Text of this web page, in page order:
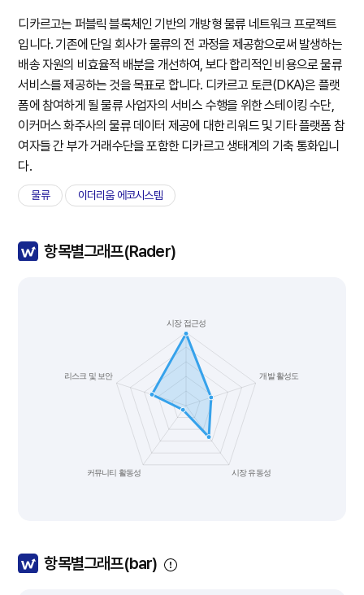
디카르고는 퍼블릭 블록체인 기반의 개방형 물류 네트워크 프로젝트
입니다. 기존에 단일 회사가 물류의 전 과정을 제공함으로써 발생하는
배송 자원의 비효율적 배분을 개선하여, 보다 합리적인 비용으로 물류
서비스를 제공하는 것을 목표로 합니다. 디카르고 토큰(DKA)은 플랫
폼에 참여하게 될 물류 사업자의 서비스 수행을 위한 스테이킹 수단,
이커머스 화주사의 물류 데이터 제공에 대한 리워드 및 기타 플랫폼 참
여자들 간 부가 거래수단을 포함한 디카르고 생태계의 기축 통화입니
다.
물류 이더리움 에코시스템
항목별그래프(Rader)
항목별그래프(bar)